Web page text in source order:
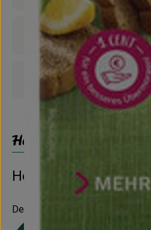
Nährwert-Info
Produktdatenblatt
Herkunft
Hersteller: NATURATA
Deutschland